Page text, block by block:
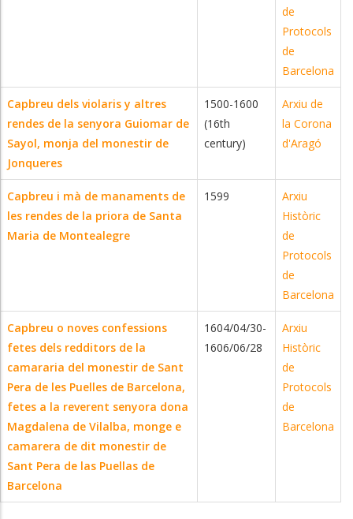
de
Protocols
de
Barcelona
Capbreu dels violaris y altres
rendes de la senyora Guiomar de
Sayol, monja del monestir de
Jonqueres
1500-1600
(16th
century)
Arxiu de
la Corona
d'Aragó
Capbreu i mà de manaments de
les rendes de la priora de Santa
Maria de Montealegre
1599
Arxiu
Històric
de
Protocols
de
Barcelona
Capbreu o noves confessions
fetes dels redditors de la
camararia del monestir de Sant
Pera de les Puelles de Barcelona,
fetes a la reverent senyora dona
Magdalena de Vilalba, monge e
camarera de dit monestir de
Sant Pera de las Puellas de
Barcelona
1604/04/30-
1606/06/28
Arxiu
Històric
de
Protocols
de
Barcelona